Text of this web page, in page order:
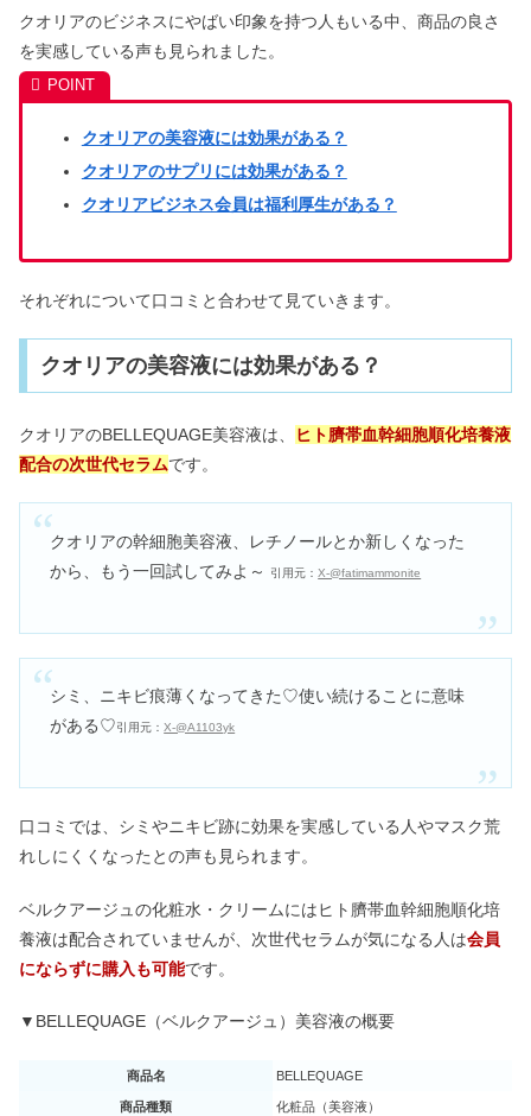
クオリアのビジネスにやばい印象を持つ人もいる中、商品の良さ
を実感している声も見られました。
クオリアの美容液には効果がある？
クオリアのサプリには効果がある？
クオリアビジネス会員は福利厚生がある？
それぞれについて口コミと合わせて見ていきます。
クオリアの美容液には効果がある？
クオリアのBELLEQUAGE美容液は、
ヒト臍帯血幹細胞順化培養液
配合の次世代セラムです。
クオリアの幹細胞美容液、レチノールとか新しくなった
から、もう一回試してみよ～
引用元：X-@fatimammonite
シミ、ニキビ痕薄くなってきた♡使い続けることに意味
がある♡引用元：X-@A1103yk
口コミでは、シミやニキビ跡に効果を実感している人やマスク荒
れしにくくなったとの声も見られます。
ベルクアージュの化粧水・クリームにはヒト臍帯血幹細胞順化培
養液は配合されていませんが、次世代セラムが気になる人は会員
にならずに購入も可能です。
▼BELLEQUAGE（ベルクアージュ）美容液の概要
商品名 BELLEQUAGE
商品種類 化粧品（美容液）